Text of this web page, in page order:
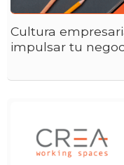
Cultura
impulsar tu